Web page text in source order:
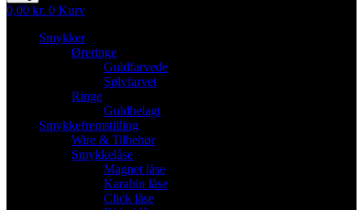
0,00 kr. 0 Kurv
Smykker
Øreringe
Guldfarvede
Sølvfarvet
Ringe
Guldbelagt
Smykkefremstilling
Wire & Tilbehør
Smykkelåse
Magnet låse
Karabin låse
Click låse